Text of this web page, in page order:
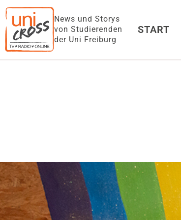
News und Storys
von Studierenden
der Uni Freiburg
START